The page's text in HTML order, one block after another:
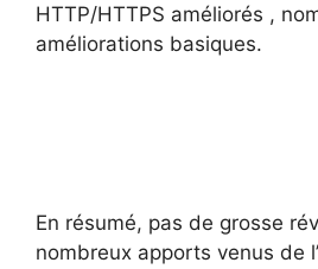
HTTP/HTTPS améliorés ,
améliorations basiques.
En résumé, pas de grosse
nombreux apports venus de